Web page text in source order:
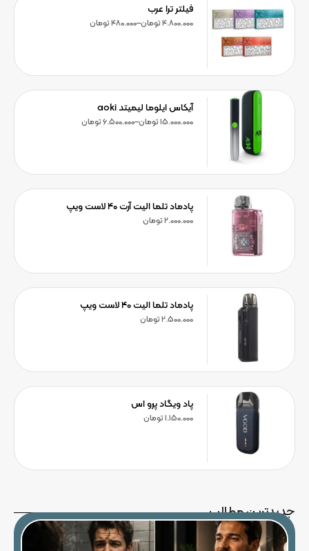
فیلتر ترا عرب
4.800.000تومان–
480.000تومان
آیکاس ایلوما لیمیتد aoki
15.000.000تومان–
6.500.000تومان
پادماد تلما الیت آرت ۴۰ لاست ویپ
2.000.000تومان
پادماد تلما الیت ۴۰ لاست ویپ
2.500.000تومان
پاد ویگاد پرو اس
1.150.000تومان
جدیدترین مطالب